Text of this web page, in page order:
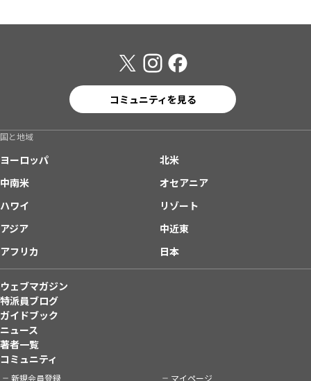
コミュニティを見る
国と地域
ヨーロッパ
北米
中南米
オセアニア
ハワイ
リゾート
アジア
中近東
アフリカ
日本
ウェブマガジン
特派員ブログ
ガイドブック
ニュース
著者一覧
コミュニティ
新規会員登録 マイページ